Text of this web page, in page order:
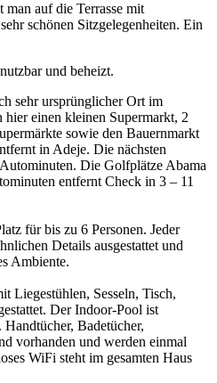
auf die Terrasse mit
schönen Sitzgelegenheiten. Ein
und beheizt.
sehr ursprünglicher Ort im
hier einen kleinen Supermarkt, 2
sowie den Bauernmarkt
in Adeje. Die nächsten
Die Golfplätze Abama
entfernt Check in 3 – 11
für bis zu 6 Personen. Jeder
Details ausgestattet und
Ambiente.
Liegestühlen, Sesseln, Tisch,
Der Indoor-Pool ist
Badetücher,
vorhanden und werden einmal
WiFi steht im gesamten Haus